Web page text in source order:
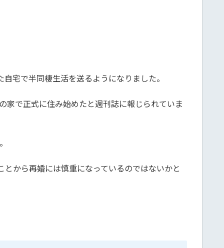
宅で半同棲生活を送るようになりました。
家で正式に住み始めたと週刊誌に報じられていま
から再婚には慎重になっているのではないかと